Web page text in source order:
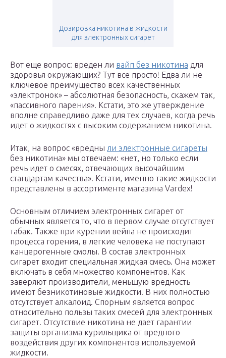
Дозировка никотина в жидкости
для электронных сигарет
Вот еще вопрос: вреден ли вайп без никотина для
здоровья окружающих? Тут все просто! Едва ли не
ключевое преимущество всех качественных
«электронок» – абсолютная безопасность, скажем так,
«пассивного парения». Кстати, это же утверждение
вполне справедливо даже для тех случаев, когда речь
идет о жидкостях с высоким содержанием никотина.
Итак, на вопрос «вредны ли электронные сигареты
без никотина» мы отвечаем: «нет, но только если
речь идет о смесях, отвечающих высочайшим
стандартам качества». Кстати, именно такие жидкости
представлены в ассортименте магазина Vardex!
Основным отличием электронных сигарет от
обычных является то, что в первом случае отсутствует
табак. Также при курении вейпа не происходит
процесса горения, в легкие человека не поступают
канцерогенные смолы. В состав электронных
сигарет входит специальная жидкая смесь. Она может
включать в себя множество компонентов. Как
заверяют производители, меньшую вредность
имеют безникотиновые жидкости. В них полностью
отсутствует алкалоид. Спорным является вопрос
относительно пользы таких смесей для электронных
сигарет. Отсутствие никотина не дает гарантии
защиты организма курильщика от вредного
воздействия других компонентов используемой
жидкости.